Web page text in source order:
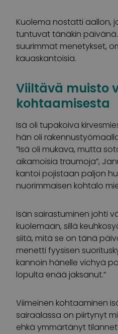
Kuolema nostatti aallon,
tuntuvat tänäkin
suurimmat menetykset,
kauaskantoisia.
Viiltävä muisto
kohtaamisesta
Isä oli tupakoiva
hän oli
”Isä oli mukava, mutta
aikamoisia traumoja”,
kantoi pojistaan paljon
nuorimmaisen kohtalo
Isän sairastuminen johti
kuolemaan, sillä
siitä, mitä se on tänä
menetti fyysisen
kannoin hänelle vichyä
lopulta enää jaksanut.”
Viimeinen kohtaaminen
sairaalassa on piirtynyt
ehkä ymmärtänyt